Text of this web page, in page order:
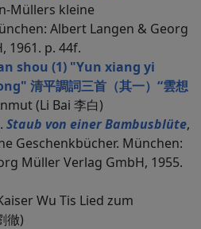
Müllers kleine
Albert Langen & Georg
1961. p. 44f.
shou (1) "Yun xiang yi
清平調詞三首（其一）“雲想
(Li Bai 李白)
Staub von einer Bambusblüte,
Geschenkbücher. München:
Müller Verlag GmbH, 1955.
Wu Tis Lied zum
徹)